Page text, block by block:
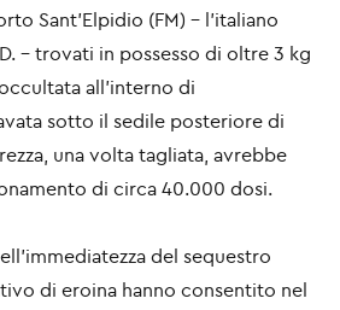
Sant’Elpidio (FM) – l’italiano
– trovati in possesso di oltre 3 kg
all’interno di
sotto il sedile posteriore di
una volta tagliata, avrebbe
di circa 40.000 dosi.
del sequestro
di eroina hanno consentito nel